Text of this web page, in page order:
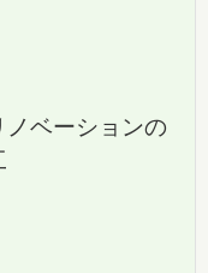
ベーションの